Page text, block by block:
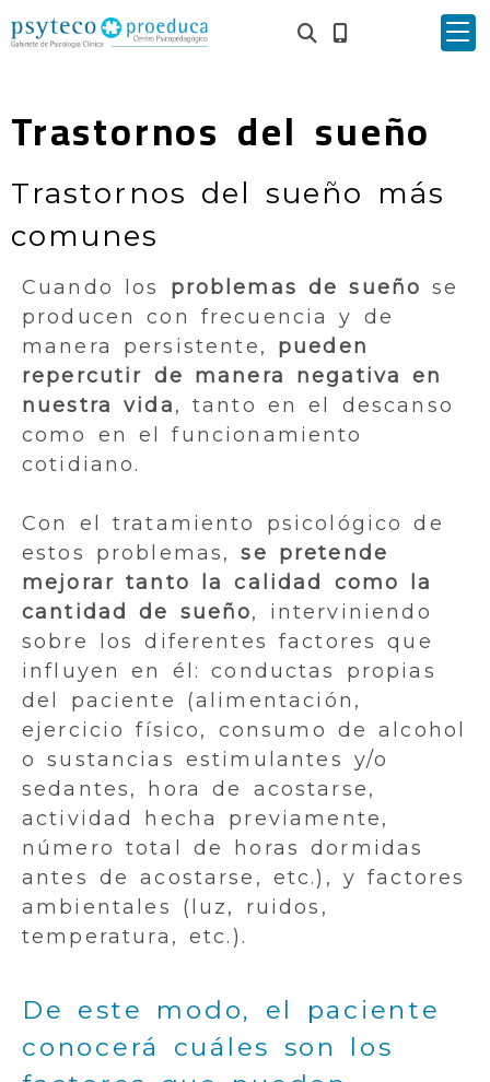
Trastornos del sueño
Trastornos del sueño más
comunes
Cuando los problemas de sueño se
producen con frecuencia y de
manera persistente, pueden
repercutir de manera negativa en
nuestra vida, tanto en el descanso
como en el funcionamiento
cotidiano.
Con el tratamiento psicológico de
estos problemas,se pretende
mejorar tanto la calidad como la
cantidad de sueño, interviniendo
sobre los diferentes factores que
influyen en él: conductas propias
del paciente (alimentación,
ejercicio físico, consumo de alcohol
o sustancias estimulantes y/o
sedantes, hora de acostarse,
actividad hecha previamente,
número total de horas dormidas
antes de acostarse, etc.), y factores
ambientales (luz, ruidos,
temperatura, etc.).
De este modo, el paciente
conocerá cuáles son los